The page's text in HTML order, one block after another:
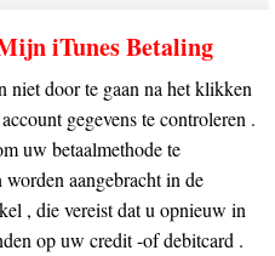
iTunes Betaling
niet door te gaan na het klikken
gegevens te controleren .
uw betaalmethode te
aangebracht in de
, die vereist dat u opnieuw in
op uw credit -of debitcard .